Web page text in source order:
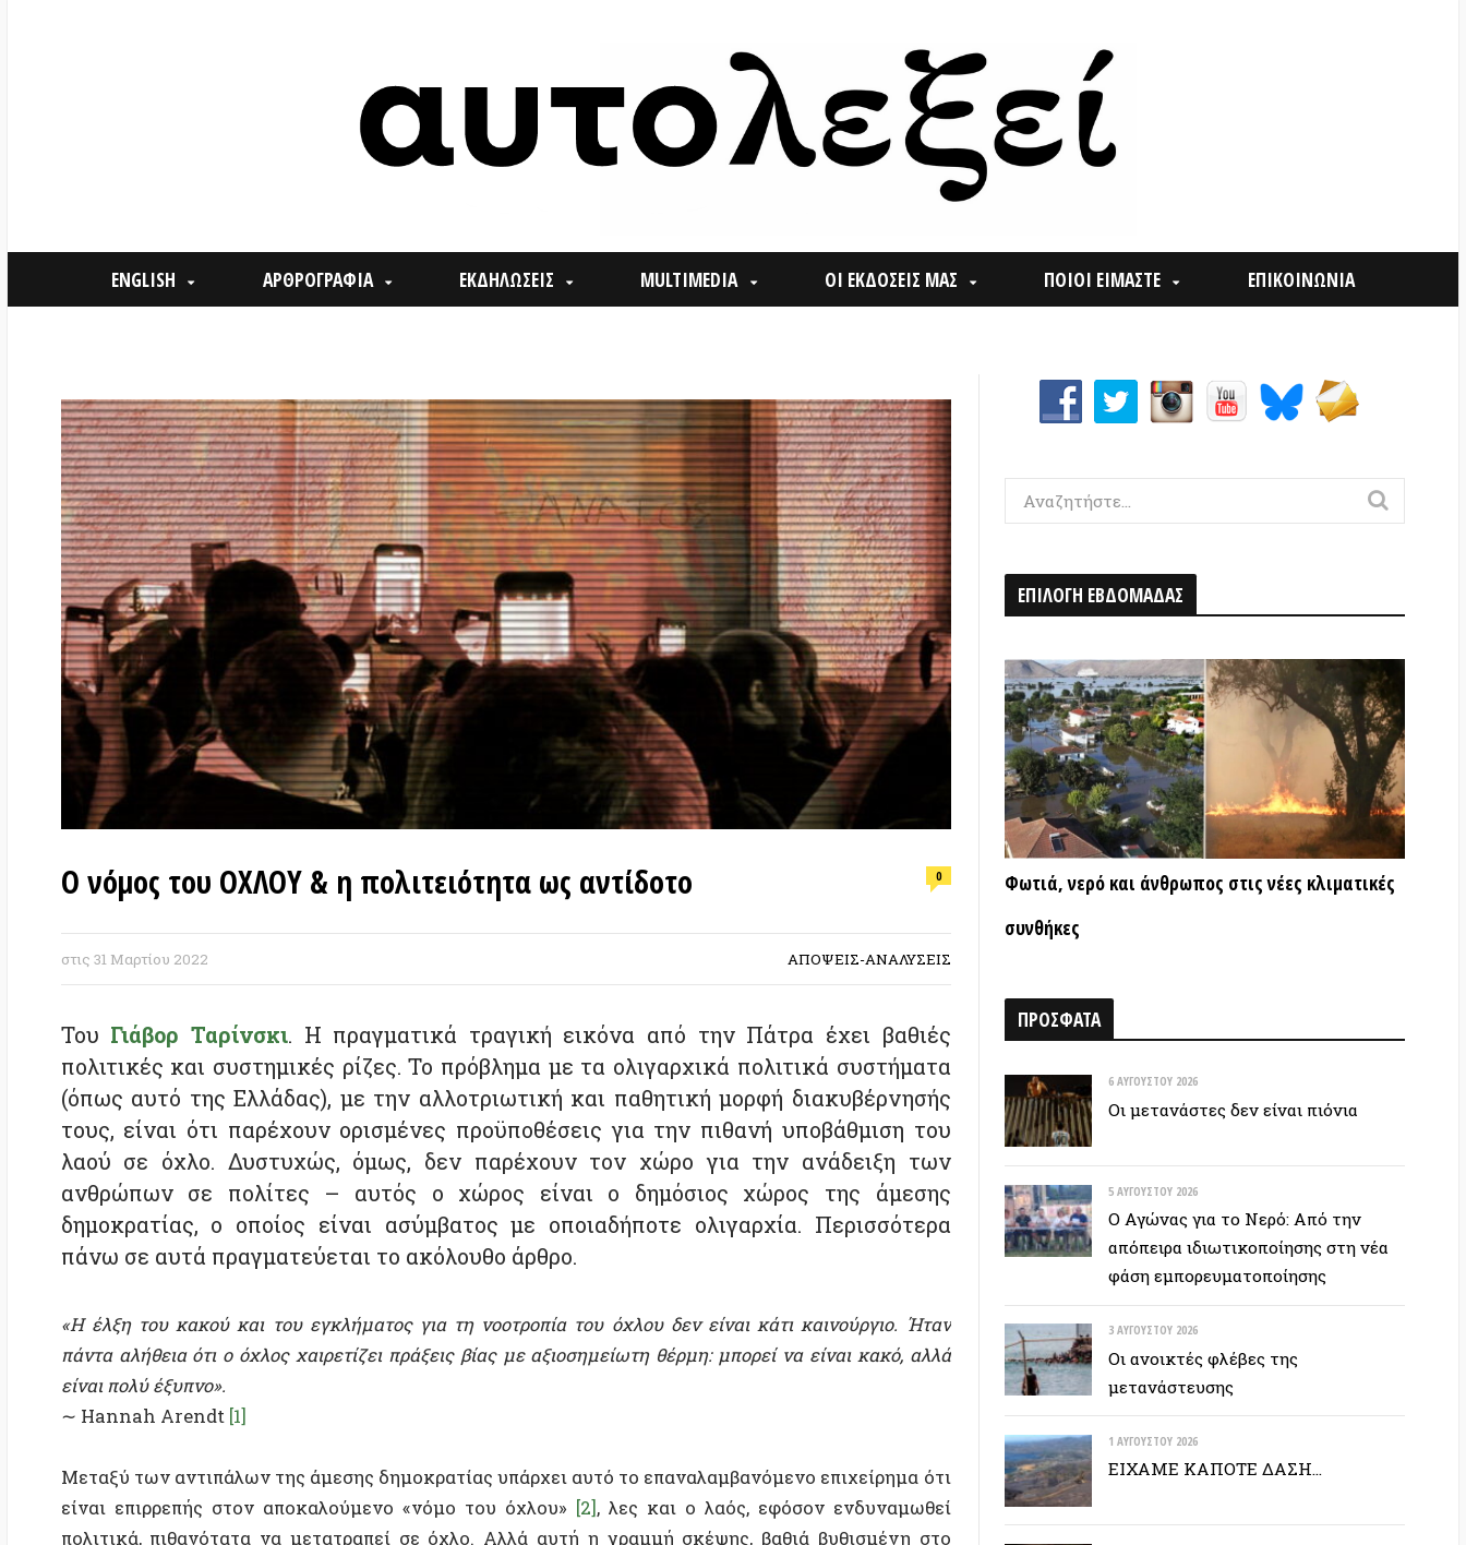
ENGLISH ΑΡΘΡΟΓΡΑΦΙΑ ΕΚΔΗΛΩΣΕΙΣ MULTIMEDIA ΟΙ ΕΚΔΟΣΕΙΣ ΜΑΣ ΠΟΙΟΙ ΕΙΜΑΣΤΕ ΕΠΙΚΟΙΝΩΝΙΑ
Ο νόμος του ΟΧΛΟΥ & η πολιτειότητα ως αντίδοτο
στις 31 Μαρτίου 2022
ΤουΓιάβορ Ταρίνσκι. Η πραγματικά τραγική εικόνα από την Πάτρα έχει βαθιές
πολιτικές και συστημικές ρίζες. Το πρόβλημα με τα ολιγαρχικά πολιτικά συστήματα
τους, είναι ότι παρέχουν ορισμένες προϋποθέσεις για την πιθανή υποβάθμιση του
λαού σε όχλο. Δυστυχώς, όμως, δεν παρέχουν τον χώρο για την ανάδειξη των
ανθρώπων σε πολίτες – αυτός ο χώρος είναι ο δημόσιος χώρος της άμεσης
δημοκρατίας, ο οποίος είναι ασύμβατος με οποιαδήποτε ολιγαρχία. Περισσότερα
πάνω σε αυτά πραγματεύεται το ακόλουθο άρθρο.
«Η έλξη του κακού και του εγκλήματος για τη νοοτροπία του όχλου δεν είναι κάτι καινούργιο. Ήταν
πάντα αλήθεια ότι ο όχλος χαιρετίζει πράξεις βίας με αξιοσημείωτη θέρμη: μπορεί να είναι κακό, αλλά
είναι πολύ έξυπνο».
Μεταξύ των αντιπάλων της άμεσης δημοκρατίας υπάρχει αυτό το επαναλαμβανόμενο επιχείρημα ότι
είναι επιρρεπής στον αποκαλούμενο «νόμο του όχλου»[2], λες και ο λαός, εφόσον ενδυναμωθεί
πολιτικά, πιθανότατα να μετατραπεί σε όχλο. Αλλά αυτή η γραμμή σκέψης, βαθιά βυθισμένη στο
ολιγαρχικό φαντασιακό, είναι εξαιρετικά λανθασμένη και απατηλή. Υπάρχουν ορισμένοι λόγοι για
προσφέρει σαφήνεια στη διάκριση του πρώτου από το δεύτερο, καθώς και στις εναλλακτικές
πολιτικές στάσεις που μπορούν να οδηγήσουν στην εμφάνιση μιας ενεργούς πολιτειότητας.
Search
for:
ΕΠΙΛΟΓΗ ΕΒΔΟΜΑΔΑΣ
Φωτιά, νερό και άνθρωπος στις νέες κλιματικές
Οι μετανάστες δεν είναι πιόνια
5 ΑΥΓΟΎΣΤΟΥ 2026
Ο Αγώνας για το Νερό: Από την
απόπειρα ιδιωτικοποίησης στη νέα
3 ΑΥΓΟΎΣΤΟΥ 2026
Οι ανοικτές φλέβες της
μετανάστευσης
1 ΑΥΓΟΎΣΤΟΥ 2026
ΕΙΧΑΜΕ ΚΑΠΟΤΕ ΔΑΣΗ…
Οδύσσεια: Ο νόστος του ενόχου
28 ΙΟΥΛΊΟΥ 2026
Σταματήστε τα πάντα για να